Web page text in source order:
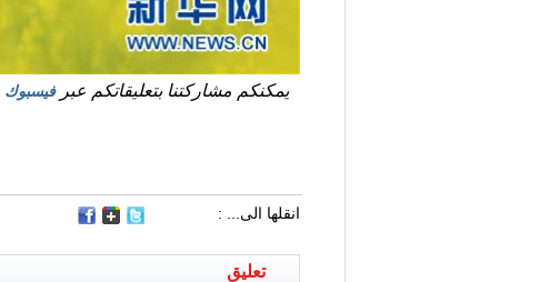
يمكنكم مشاركتنا بتعليقاتكم عبرفيسبوك
انقلها الى... :
تعليق